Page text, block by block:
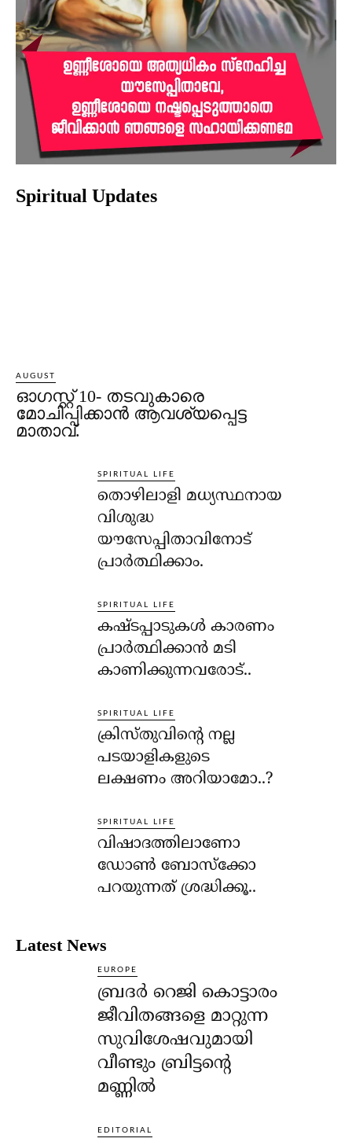
Spiritual Updates
AUGUST
ഓഗസ്റ്റ് 10- തടവുകാരെ
മോചിപ്പിക്കാന്‍ ആവശ്യപ്പെട്ട
മാതാവ്.
SPIRITUAL LIFE
തൊഴിലാളി മധ്യസ്ഥനായ
വിശുദ്ധ
യൗസേപ്പിതാവിനോട്
പ്രാര്‍ത്ഥിക്കാം.
SPIRITUAL LIFE
കഷ്ടപ്പാടുകള്‍ കാരണം
പ്രാര്‍ത്ഥിക്കാന്‍ മടി
കാണിക്കുന്നവരോട്..
SPIRITUAL LIFE
ക്രിസ്തുവിന്റെ നല്ല
പടയാളികളുടെ
ലക്ഷണം അറിയാമോ..?
SPIRITUAL LIFE
വിഷാദത്തിലാണോ
ഡോണ്‍ ബോസ്‌ക്കോ
പറയുന്നത് ശ്രദ്ധിക്കൂ..
Latest News
EUROPE
ബ്രദർ റെജി കൊട്ടാരം
ജീവിതങ്ങളെ മാറ്റുന്ന
സുവിശേഷവുമായി
വീണ്ടും ബ്രിട്ടന്റെ
മണ്ണിൽ
EDITORIAL